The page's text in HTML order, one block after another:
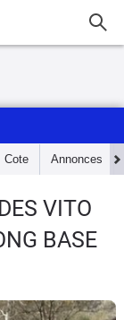
Cote Annonces
VITO
BASE